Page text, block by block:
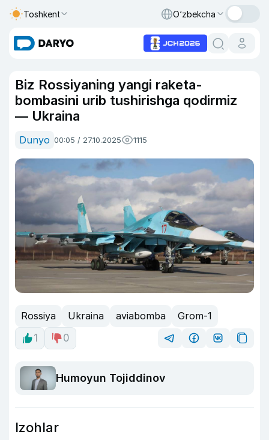
Toshkent O‘zbekcha
Biz Rossiyaning yangi raketa-
bombasini urib tushirishga qodirmiz
— Ukraina
Dunyo 00:05 / 27.10.2025 1115
Rossiya Ukraina aviabomba
Grom-1
1
0
Humoyun Tojiddinov
Izohlar